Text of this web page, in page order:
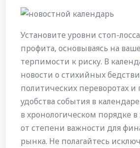
Установите уровни стоп-
профита‚ основываясь на
терпимости к риску. В
новости о стихийных
политических переворотах и
удобства события в
в хронологическом порядке
от степени важности для
рынка. Не полагайтесь